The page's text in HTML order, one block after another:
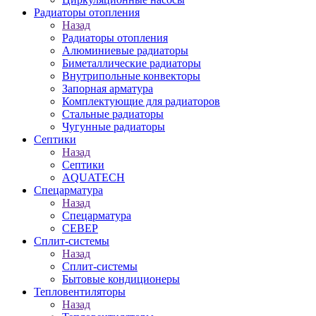
Радиаторы отопления
Назад
Радиаторы отопления
Алюминиевые радиаторы
Биметаллические радиаторы
Внутрипольные конвекторы
Запорная арматура
Комплектующие для радиаторов
Стальные радиаторы
Чугунные радиаторы
Септики
Назад
Септики
AQUATECH
Спецарматура
Назад
Спецарматура
СЕВЕР
Сплит-системы
Назад
Сплит-системы
Бытовые кондиционеры
Тепловентиляторы
Назад